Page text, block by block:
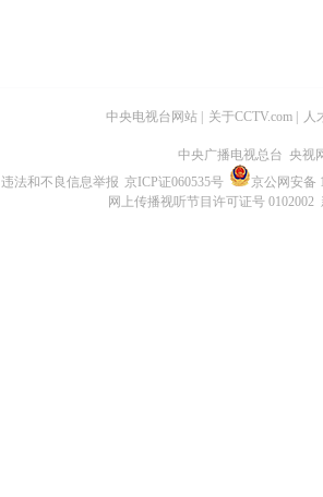
中央电视台网站 关于CCTV.com 人
中央广播电视总台 央视
违法和不良信息举报 京ICP证060535号
京公网安备
网上传播视听节目许可证号 0102002